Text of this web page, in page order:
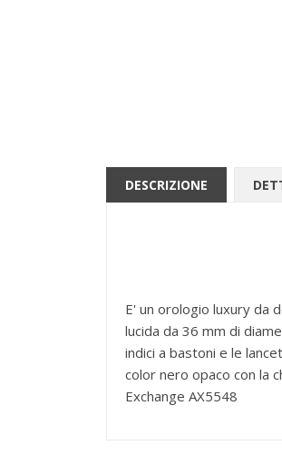
DESCRIZIONE
E' un orologio luxury da
lucida da 36 mm di
indici a bastoni e le
color nero opaco con la
Exchange AX5548